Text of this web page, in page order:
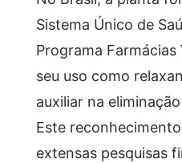
Sistema Único de
Programa
seu uso como
auxiliar na
Este
extensas pesquisas